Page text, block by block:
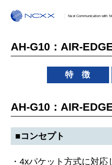
Next Communication with
AH-G10：AIR-
特 徴
AH-G10：AIR-
■コンセプト
・4xパケット方式に対応